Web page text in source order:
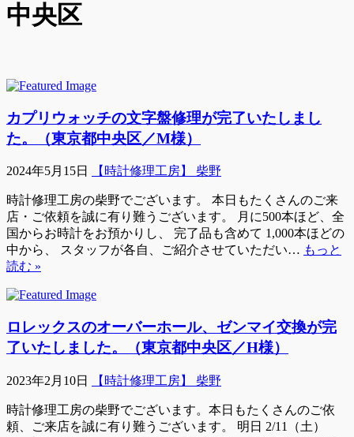
中央区
カプリウォッチの文字盤修理が完了いたしまし
た。（東京都中央区／M様）
2024年5月15日 【時計修理工房】 柴野
時計修理工房の柴野でございます。 本日もたくさんのご来
店・ご依頼を誠に有り難うございます。 月に500本ほど、全
国からお時計をお預かりし、 完了品も含めて 1,000本ほどの
中から、 スタッフが各自、ご紹介させていただい… もっと
読む »
ロレックスのオーバーホール、ゼンマイ交換が完
了いたしました。（東京都中央区／H様）
2023年2月10日 【時計修理工房】 柴野
時計修理工房の柴野でございます。本日もたくさんのご依
頼、ご来店を誠に有り難うございます。 明日 2/11（土）